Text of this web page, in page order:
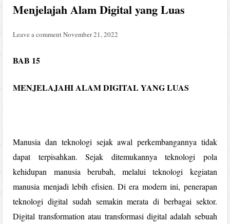
Menjelajah Alam Digital yang Luas
Leave a comment November 21, 2022
BAB 15
MENJELAJAHI ALAM DIGITAL YANG LUAS
Manusia dan teknologi sejak awal perkembangannya tidak
dapat terpisahkan. Sejak ditemukannya teknologi pola
kehidupan manusia berubah, melalui teknologi kegiatan
manusia menjadi lebih efisien. Di era modern ini, penerapan
teknologi digital sudah semakin merata di berbagai sektor.
Digital transformation atau transformasi digital adalah sebuah